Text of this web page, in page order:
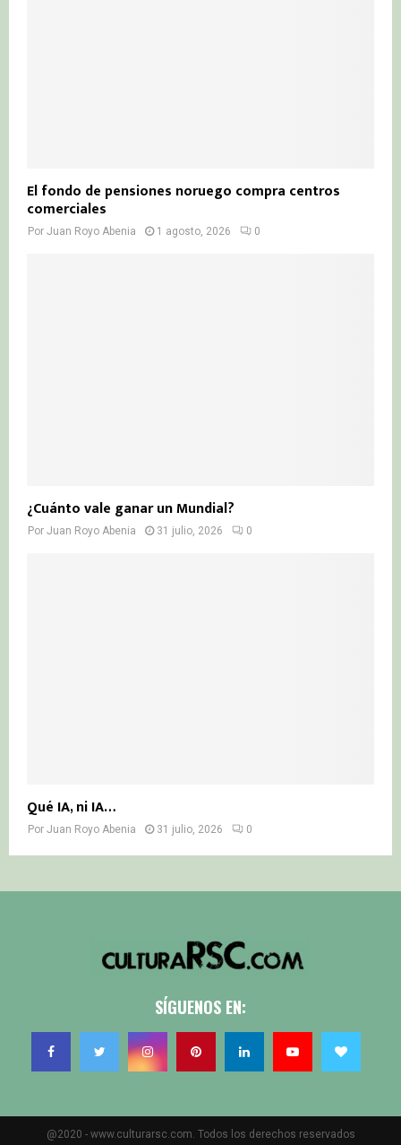
El fondo de pensiones noruego compra centros
comerciales
Por Juan Royo Abenia 1 agosto, 2026 0
¿Cuánto vale ganar un Mundial?
Por Juan Royo Abenia 31 julio, 2026 0
Qué IA, ni IA…
Por Juan Royo Abenia 31 julio, 2026 0
SÍGUENOS EN:
@2020 - www.culturarsc.com. Todos los derechos reservados